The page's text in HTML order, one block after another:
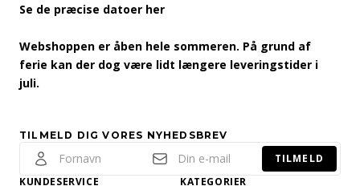
Se de præcise datoer her
Webshoppen er åben hele sommeren. På grund af
ferie kan der dog være lidt længere leveringstider i
juli.
TILMELD DIG VORES NYHEDSBREV
TILMELD
KUNDESERVICE
KATEGORIER